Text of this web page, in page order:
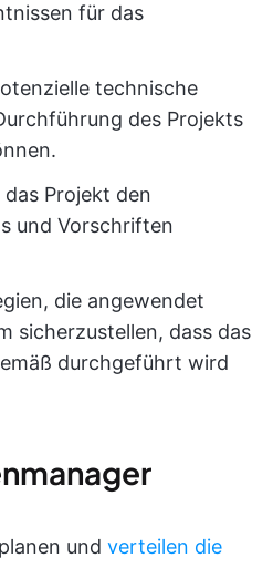
für das
technische
des Projekts
Projekt den
und Vorschriften
die angewendet
sicherzustellen, dass das
durchgeführt wird
und verteilen die